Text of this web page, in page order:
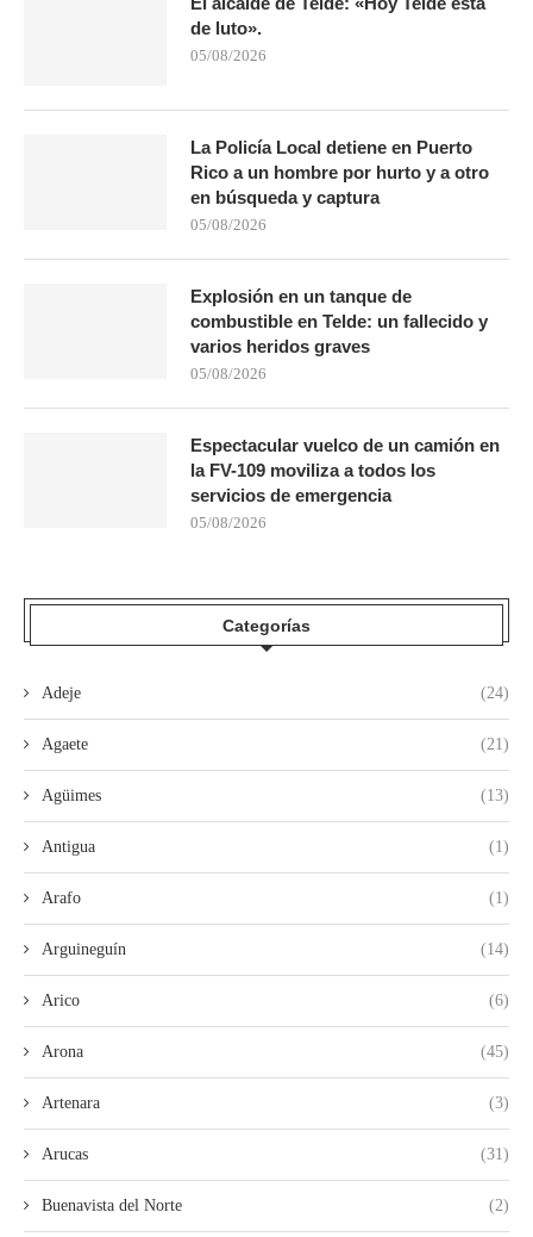
de luto».
05/08/2026
La Policía Local detiene en Puerto
Rico a un hombre por hurto y a otro
en búsqueda y captura
05/08/2026
Explosión en un tanque de
combustible en Telde: un fallecido y
varios heridos graves
05/08/2026
Espectacular vuelco de un camión en
la FV-109 moviliza a todos los
servicios de emergencia
05/08/2026
Categorías
Adeje (24)
Agaete (21)
Agüimes (13)
Antigua (1)
Arafo (1)
Arguineguín (14)
Arico (6)
Arona (45)
Artenara (3)
Arucas (31)
Buenavista del Norte (2)